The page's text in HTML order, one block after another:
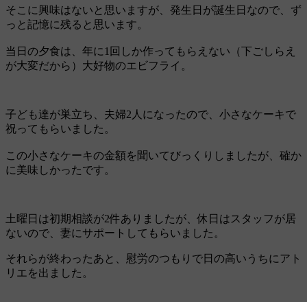
そこに興味はないと思いますが、発生日が誕生日なので、ず
っと記憶に残ると思います。
当日の夕食は、年に1回しか作ってもらえない（下ごしらえ
が大変だから）大好物のエビフライ。
子ども達が巣立ち、夫婦2人になったので、小さなケーキで
祝ってもらいました。
この小さなケーキの金額を聞いてびっくりしましたが、確か
に美味しかったです。
土曜日は初期相談が2件ありましたが、休日はスタッフが居
ないので、妻にサポートしてもらいました。
それらが終わったあと、慰労のつもりで日の高いうちにアト
リエを出ました。